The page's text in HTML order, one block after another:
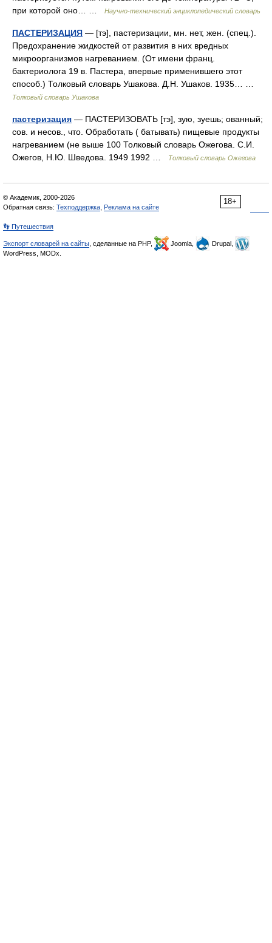
при которой оно… …
Научно-технический энциклопедический словарь
ПАСТЕРИЗАЦИЯ — [тэ], пастеризации, мн. нет, жен. (спец.).
Предохранение жидкостей от развития в них вредных
микроорганизмов нагреванием. (От имени франц.
бактериолога 19 в. Пастера, впервые применившего этот
способ.) Толковый словарь Ушакова. Д.Н. Ушаков. 1935… …
Толковый словарь Ушакова
пастеризация — ПАСТЕРИЗОВАТЬ [тэ], зую, зуешь; ованный;
сов. и несов., что. Обработать ( батывать) пищевые продукты
нагреванием (не выше 100 Толковый словарь Ожегова. С.И.
Ожегов, Н.Ю. Шведова. 1949 1992 …
Толковый словарь Ожегова
18+
© Академик, 2000-2026
Обратная связь: Техподдержка Реклама на сайте
👣 Путешествия
Экспорт словарей на сайты , сделанные на PHP, Joomla,
Drupal,
WordPress, MODx.